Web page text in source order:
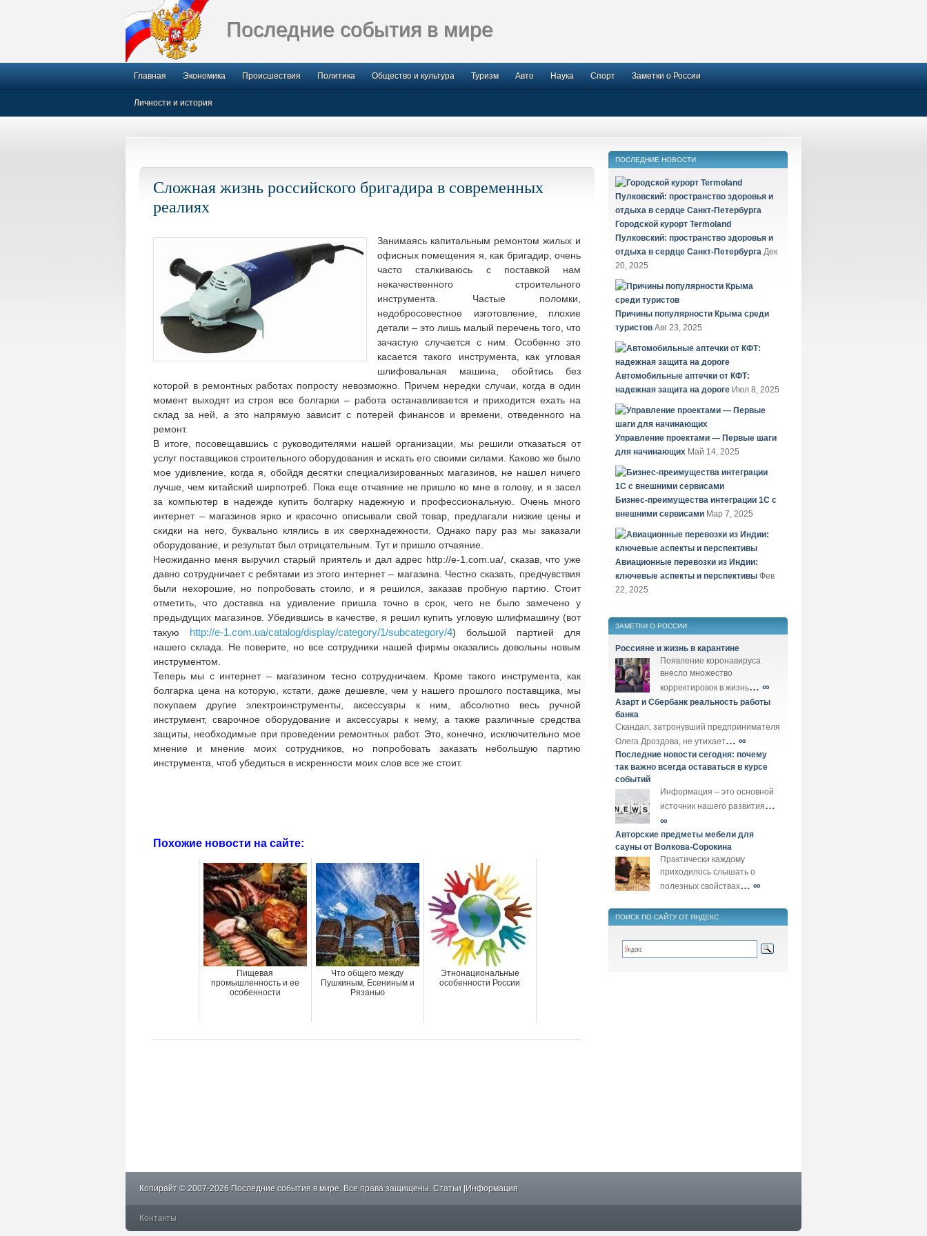
Последние события в мире
Главная Экономика Происшествия Политика Общество и культура Туризм Авто Наука Спорт Заметки о России
Личности и история
Сложная жизнь российского бригадира в современных
реалиях
Занимаясь капитальным ремонтом жилых и
офисных помещения я, как бригадир, очень
часто сталкиваюсь с поставкой нам
некачественного строительного
инструмента. Частые поломки,
недобросовестное изготовление, плохие
детали – это лишь малый перечень того, что
зачастую случается с ним. Особенно это
касается такого инструмента, как угловая
шлифовальная машина, обойтись без
которой в ремонтных работах попросту невозможно. Причем нередки случаи, когда в один
момент выходят из строя все болгарки – работа останавливается и приходится ехать на
склад за ней, а это напрямую зависит с потерей финансов и времени, отведенного на
ремонт.
В итоге, посовещавшись с руководителями нашей организации, мы решили отказаться от
услуг поставщиков строительного оборудования и искать его своими силами. Каково же было
мое удивление, когда я, обойдя десятки специализированных магазинов, не нашел ничего
лучше, чем китайский ширпотреб. Пока еще отчаяние не пришло ко мне в голову, и я засел
за компьютер в надежде купить болгарку надежную и профессиональную. Очень много
интернет – магазинов ярко и красочно описывали свой товар, предлагали низкие цены и
скидки на него, буквально клялись в их сверхнадежности. Однако пару раз мы заказали
оборудование, и результат был отрицательным. Тут и пришло отчаяние.
Неожиданно меня выручил старый приятель и дал адрес http://e-1.com.ua/, сказав, что уже
давно сотрудничает с ребятами из этого интернет – магазина. Честно сказать, предчувствия
были нехорошие, но попробовать стоило, и я решился, заказав пробную партию. Стоит
отметить, что доставка на удивление пришла точно в срок, чего не было замечено у
предыдущих магазинов. Убедившись в качестве, я решил купить угловую шлифмашину (вот
такую http://e-1.com.ua/catalog/display/category/1/subcategory/4) большой партией для
нашего склада. Не поверите, но все сотрудники нашей фирмы оказались довольны новым
инструментом.
Теперь мы с интернет – магазином тесно сотрудничаем. Кроме такого инструмента, как
болгарка цена на которую, кстати, даже дешевле, чем у нашего прошлого поставщика, мы
покупаем другие электроинструменты, аксессуары к ним, абсолютно весь ручной
инструмент, сварочное оборудование и аксессуары к нему, а также различные средства
защиты, необходимые при проведении ремонтных работ. Это, конечно, исключительно мое
мнение и мнение моих сотрудников, но попробовать заказать небольшую партию
инструмента, чтоб убедиться в искренности моих слов все же стоит.
Похожие новости на сайте:
Пищевая
промышленность и ее
особенности
Что общего между
Пушкиным, Есениным и
Рязанью
Этнонациональные
особенности России
ПОСЛЕДНИЕ НОВОСТИ
Городской курорт Termoland
Пулковский: пространство здоровья и
отдыха в сердце Санкт-Петербурга Дек
20, 2025
Причины популярности Крыма среди
туристов Авг 23, 2025
Автомобильные аптечки от КФТ:
надежная защита на дороге Июл 8, 2025
Управление проектами — Первые шаги
для начинающих Май 14, 2025
Бизнес-преимущества интеграции 1С с
внешними сервисами Мар 7, 2025
Авиационные перевозки из Индии:
ключевые аспекты и перспективы Фев
22, 2025
ЗАМЕТКИ О РОССИИ
Россияне и жизнь в карантине
Появление коронавируса
внесло множество
корректировок в жизнь… ∞
Азарт и Сбербанк реальность работы
банка
Скандал, затронувший предпринимателя
Олега Дроздова, не утихает… ∞
Последние новости сегодня: почему
так важно всегда оставаться в курсе
событий
Информация – это основной
источник нашего развития…
∞
Авторские предметы мебели для
сауны от Волкова-Сорокина
Практически каждому
приходилось слышать о
полезных свойствах… ∞
ПОИСК ПО САЙТУ ОТ ЯНДЕКС
Копирайт © 2007-2026 Последние события в мире. Все права защищены. Статьи |Информация
Контакты